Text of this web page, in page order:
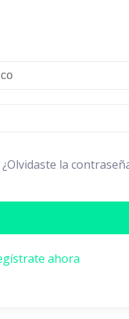
¿Olvidaste la
ahora